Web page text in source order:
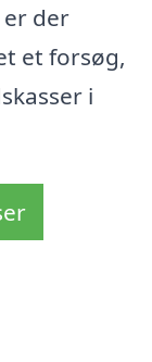
der
et forsøg,
i